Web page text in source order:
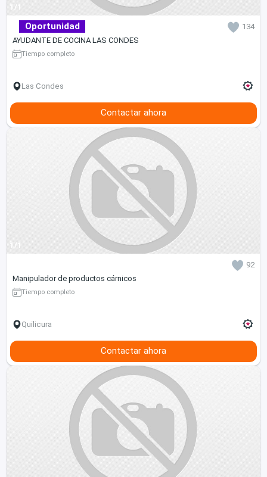
1/1
Oportunidad
134
AYUDANTE DE COCINA LAS CONDES
Tiempo completo
Las Condes
Contactar ahora
1/1
92
Manipulador de productos cárnicos
Tiempo completo
Quilicura
Contactar ahora